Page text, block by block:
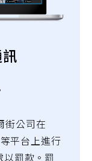
街公司在
平台上進行
罰款。罰